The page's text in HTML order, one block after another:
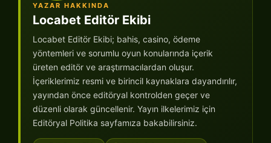
YAZAR HAKKINDA
Locabet Editör Ekibi
Locabet Editör Ekibi; bahis, casino, ödeme
yöntemleri ve sorumlu oyun konularında içerik
üreten editör ve araştırmacılardan oluşur.
İçeriklerimiz resmi ve birincil kaynaklara dayandırılır,
yayından önce editöryal kontrolden geçer ve
düzenli olarak güncellenir. Yayın ilkelerimiz için
Editöryal Politika sayfamıza bakabilirsiniz.